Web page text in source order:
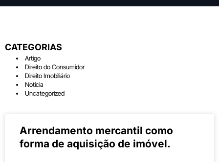
CATEGORIAS
Artigo
Direito do Consumidor
Direito Imobiliário
Notícia
Uncategorized
Arrendamento mercantil como
forma de aquisição de imóvel.